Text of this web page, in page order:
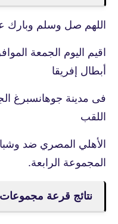
اللهم صل وسلم وبارك
أبطال إفريقا
فى مدينة جوهانسبرغ
اللقب
الأهلي المصري ضد
المجموعة الرابعة.
نتائج قرعة